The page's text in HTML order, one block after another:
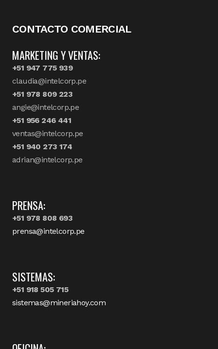
CONTACTO COMERCIAL
MARKETING Y VENTAS:
+51 947 775 939
claudia@intelcorp.pe
+51 978 809 223
angie@intelcorp.pe
+51 956 246 441
ventas@intelcorp.pe
+51 940 273 174
adrian@intelcorp.pe
PRENSA:
+51 978 808 693
prensa@intelcorp.pe
SISTEMAS:
+51 918 505 715
sistemas@mineriahoy.com